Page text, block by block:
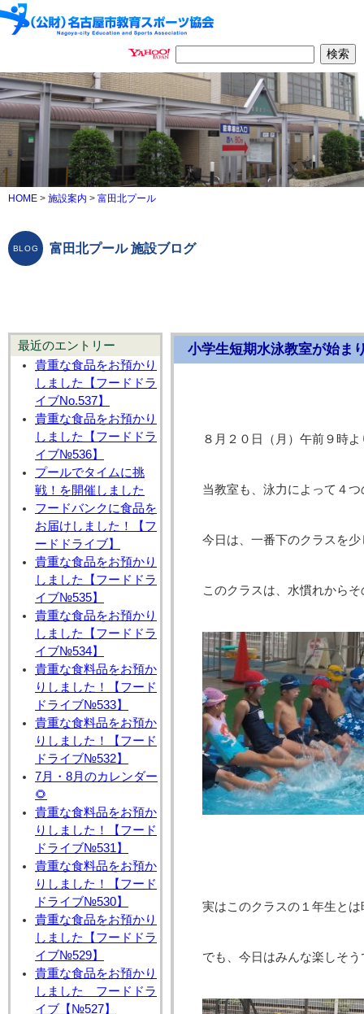
HOME > 施設案内 > 富田北プール
富田北プール 施設ブログ
最近のエントリー
貴重な食品をお預かり
しました【フードドラ
イブNo.537】
貴重な食品をお預かり
しました【フードドラ
イブ№536】
プールでタイムに挑
戦！を開催しました
フードバンクに食品を
お届けしました！【フ
ードドライブ】
貴重な食品をお預かり
しました【フードドラ
イブ№535】
貴重な食品をお預かり
しました【フードドラ
イブ№534】
貴重な食料品をお預か
りしました！【フード
ドライブ№533】
貴重な食料品をお預か
りしました！【フード
ドライブ№532】
7月・8月のカレンダー
🌻
貴重な食料品をお預か
りしました！【フード
ドライブ№531】
貴重な食料品をお預か
りしました！【フード
ドライブ№530】
貴重な食品をお預かり
しました【フードドラ
イブ№529】
貴重な食品をお預かり
しました フードドラ
イブ【№527】
小学生短期水泳教室が始ま
８月２０日（月）午前９時
当教室も、泳力によって４
今日は、一番下のクラスを
このクラスは、水慣れから
実はこのクラスの１年生と
でも、今日はみんな楽しそ